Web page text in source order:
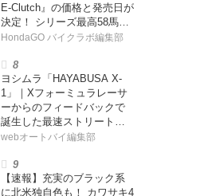
E-Clutch』の価格と発売日が
決定！ シリーズ最高58馬力
＆14kgもの軽量化!? 完全に
【Honda2026新車ニュー
ス】
HondaGO バイクラボ編集部
ヨシムラ「HAYABUSA X-
1」｜Xフォーミュラレーサ
ーからのフィードバックで
誕生した最速ストリートモ
デル【ヨシムラ伝】
webオートバイ編集部
【速報】充実のブラック系
に北米独自色も！ カワサキ4